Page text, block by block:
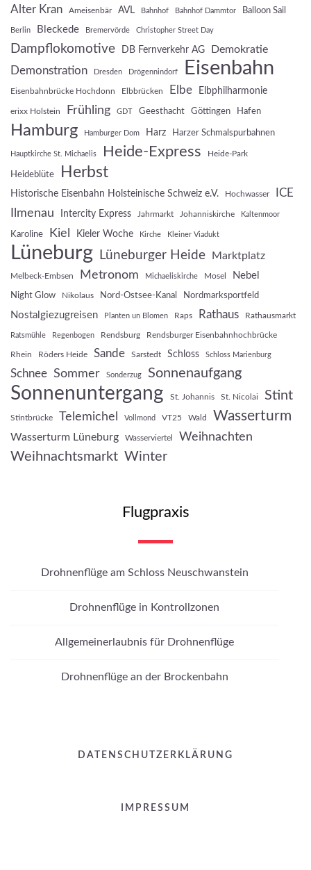
Alter Kran Ameisenbär AVL Bahnhof Bahnhof Dammtor Balloon Sail
Berlin Bleckede Bremervörde Christopher Street Day
Dampflokomotive DB Fernverkehr AG Demokratie
Demonstration Dresden Drögennindorf Eisenbahn
Eisenbahnbrücke Hochdonn Elbbrücken Elbe Elbphilharmonie
erixx Holstein Frühling GDT Geesthacht Göttingen Hafen
Hamburg Hamburger Dom Harz Harzer Schmalspurbahnen
Hauptkirche St. Michaelis Heide-Express Heide-Park
Heideblüte Herbst
Historische Eisenbahn Holsteinische Schweiz e.V. Hochwasser ICE
Ilmenau Intercity Express Jahrmarkt Johanniskirche Kaltenmoor
Karoline Kiel Kieler Woche Kirche Kleiner Viadukt
Lüneburg Lüneburger Heide Marktplatz
Melbeck-Embsen Metronom Michaeliskirche Mosel Nebel
Night Glow Nikolaus Nord-Ostsee-Kanal Nordmarksportfeld
Nostalgiezugreisen Planten un Blomen Raps Rathaus Rathausmarkt
Ratsmühle Regenbogen Rendsburg Rendsburger Eisenbahnhochbrücke
Rhein Röders Heide Sande Sarstedt Schloss Schloss Marienburg
Schnee Sommer Sonderzug Sonnenaufgang
Sonnenuntergang St. Johannis St. Nicolai Stint
Stintbrücke Telemichel Vollmond VT25 Wald Wasserturm
Wasserturm Lüneburg Wasserviertel Weihnachten
Weihnachtsmarkt Winter
Flugpraxis
Drohnenflüge am Schloss Neuschwanstein
Drohnenflüge in Kontrollzonen
Allgemeinerlaubnis für Drohnenflüge
Drohnenflüge an der Brockenbahn
DATENSCHUTZERKLÄRUNG
IMPRESSUM